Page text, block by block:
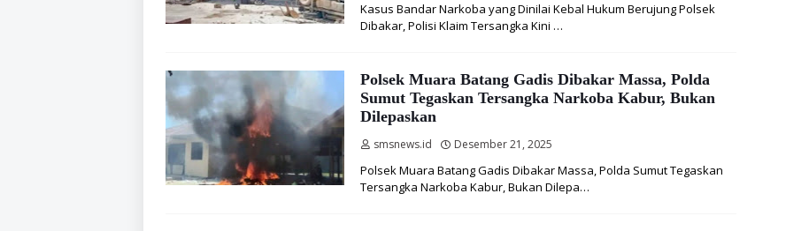
Kasus Bandar Narkoba yang Dinilai Kebal Hukum Berujung Polsek
Dibakar, Polisi Klaim Tersangka Kini …
Polsek Muara Batang Gadis Dibakar Massa, Polda
Sumut Tegaskan Tersangka Narkoba Kabur, Bukan
Dilepaskan
smsnews.id Desember 21, 2025
Polsek Muara Batang Gadis Dibakar Massa, Polda Sumut Tegaskan
Tersangka Narkoba Kabur, Bukan Dilepa…